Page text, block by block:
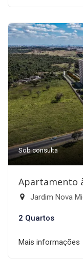
Sob consulta
Apartamento
Jardim Nova
2 Quartos
Mais informações